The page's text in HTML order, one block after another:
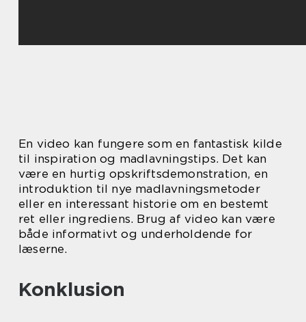
En video kan fungere som en fantastisk kilde
til inspiration og madlavningstips. Det kan
være en hurtig opskriftsdemonstration, en
introduktion til nye madlavningsmetoder
eller en interessant historie om en bestemt
ret eller ingrediens. Brug af video kan være
både informativt og underholdende for
læserne.
Konklusion